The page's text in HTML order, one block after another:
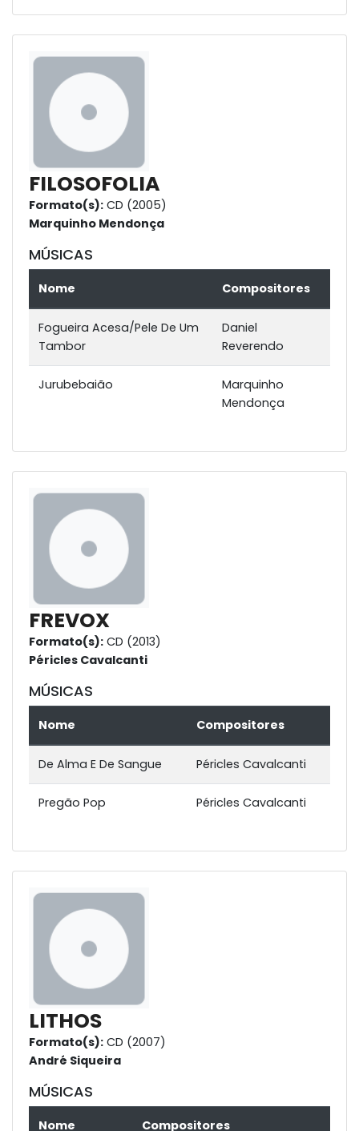
FILOSOFOLIA
Formato(s): CD (2005)
Marquinho Mendonça
MÚSICAS
Nome Compositores
Fogueira Acesa/Pele De Um
Tambor
Daniel
Reverendo
Jurubebaião
Marquinho
Mendonça
FREVOX
Formato(s): CD (2013)
Péricles Cavalcanti
MÚSICAS
Nome Compositores
De Alma E De Sangue Péricles Cavalcanti
Pregão Pop Péricles Cavalcanti
LITHOS
Formato(s): CD (2007)
André Siqueira
MÚSICAS
Nome Compositores